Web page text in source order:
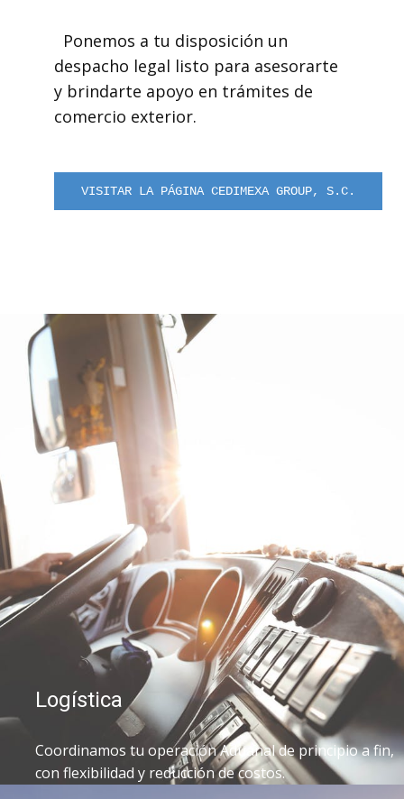
Ponemos a tu disposición un
despacho legal listo para asesorarte
y brindarte apoyo en trámites de
comercio exterior.
VISITAR LA PÁGINA CEDIMEXA GROUP, S.C.
Logística
Coordinamos tu operación Aduanal de principio a fin,
con flexibilidad y reducción de costos.